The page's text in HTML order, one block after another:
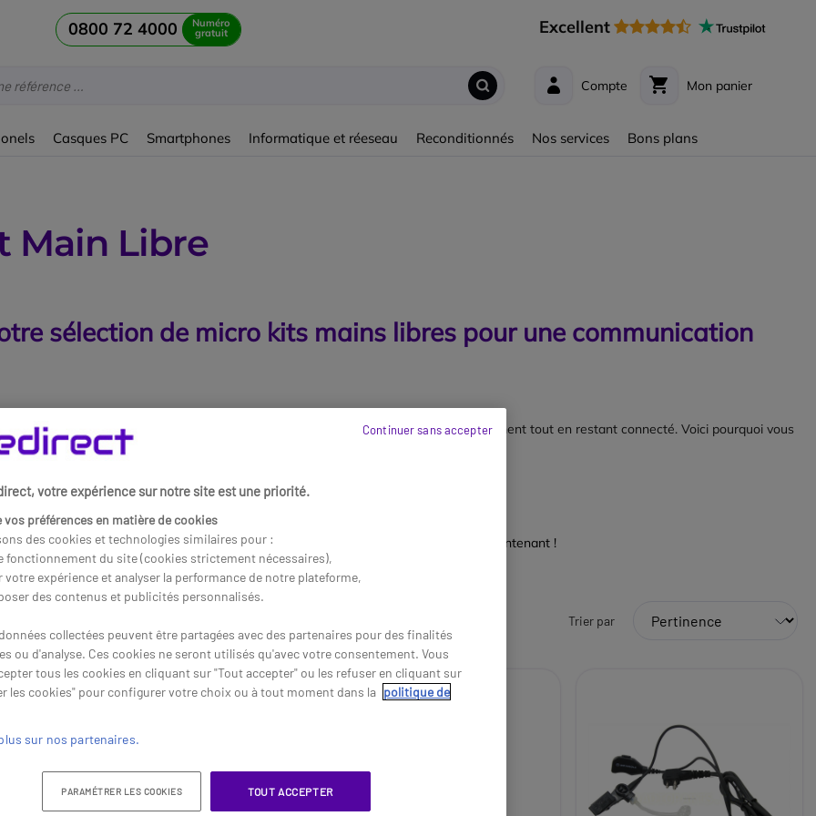
0800 72 4000 Numéro
gratuit Excellent
Compte Mon panier
Casques PC Smartphones Informatique et réeseau Reconditionnés Nos services Bons plans
Main Libre
sélection de micro kits mains libres pour une communication
de communication avec nos micro kits mains libres ! Profitez de la liberté de mouvement tout en restant connecté. Voici pourquoi vous
de nos produits :
designs légers pour un usage prolongé sans fatigue.
avec tous vos appareils pour une utilisation simplifiée.
vos communications !Découvrez notre gamme de micro kits mains libres dès maintenant !
Trier par
votre expérience sur notre site est une priorité.
vos préférences en matière de cookies
des cookies et technologies similaires pour :
fonctionnement du site (cookies strictement nécessaires),
votre expérience et analyser la performance de notre plateforme,
des contenus et publicités personnalisés.
collectées peuvent être partagées avec des partenaires pour des finalités
ou d'analyse. Ces cookies ne seront utilisés qu'avec votre consentement. Vous
tous les cookies en cliquant sur "Tout accepter" ou les refuser en cliquant sur
les cookies" pour configurer votre choix ou à tout moment dans la politique de
sur nos partenaires.
PARAMÉTRER LES COOKIES TOUT ACCEPTER
Continuer sans accepter